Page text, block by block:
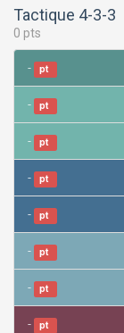
Tactique 4-3-3
0 pts
- pt
- pt
- pt
- pt
- pt
- pt
- pt
- pt